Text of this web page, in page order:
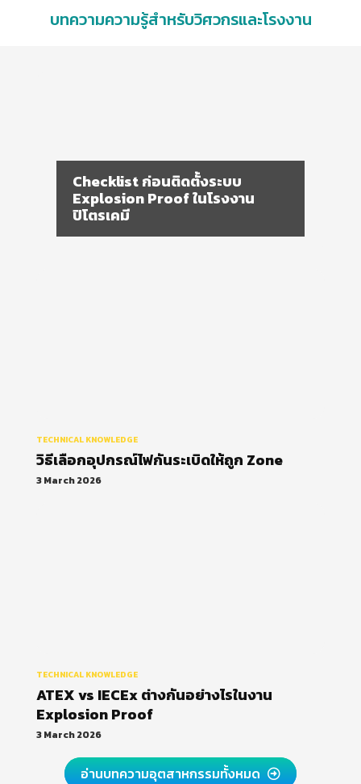
บทความความรู้สำหรับวิศวกรและโรงงาน
TECHNICAL KNOWLEDGE
วิธีเลือกอุปกรณ์ไฟกันระเบิดให้ถูก Zone
3 March 2026
TECHNICAL KNOWLEDGE
ATEX vs IECEx ต่างกันอย่างไรในงาน
Explosion Proof
3 March 2026
อ่านบทความอุตสาหกรรมทั้งหมด